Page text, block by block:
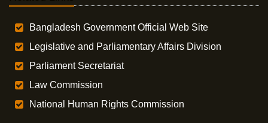
Bangladesh Government Official Web Site
Legislative and Parliamentary Affairs Division
Parliament Secretariat
Law Commission
National Human Rights Commission